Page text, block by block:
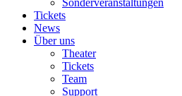
Sonderveranstaltungen
Tickets
News
Über uns
Theater
Tickets
Team
Support